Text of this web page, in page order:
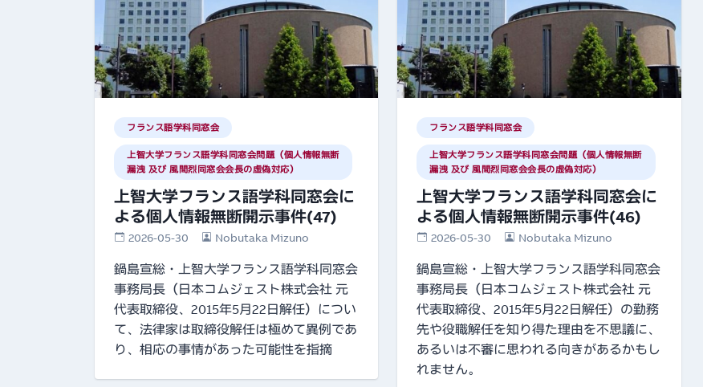
フランス語学科同窓会
上智大学フランス語学科同窓会問題（個人情報無断
漏洩 及び 風間烈同窓会会長の虚偽対応）
上智大学フランス語学科同窓会に
よる個人情報無断開示事件(47)
2026-05-30 Nobutaka Mizuno
鍋島宣総・上智大学フランス語学科同窓会
事務局長（日本コムジェスト株式会社 元
代表取締役、2015年5月22日解任）につい
て、法律家は取締役解任は極めて異例であ
り、相応の事情があった可能性を指摘
フランス語学科同窓会
上智大学フランス語学科同窓会問題（個人情報無断
漏洩 及び 風間烈同窓会会長の虚偽対応）
上智大学フランス語学科同窓会に
よる個人情報無断開示事件(46)
2026-05-30 Nobutaka Mizuno
鍋島宣総・上智大学フランス語学科同窓会
事務局長（日本コムジェスト株式会社 元
代表取締役、2015年5月22日解任）の勤務
先や役職解任を知り得た理由を不思議に、
あるいは不審に思われる向きがあるかもし
れません。